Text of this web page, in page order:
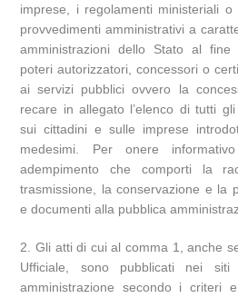
imprese, i regolamenti ministeriali o
provvedimenti amministrativi a
amministrazioni dello Stato al fine
poteri autorizzatori, concessori o
ai servizi pubblici ovvero la
recare in allegato l’elenco di tutti
sui cittadini e sulle imprese
medesimi. Per onere
adempimento che comporti la
trasmissione, la conservazione e la
e documenti alla pubblica
2. Gli atti di cui al comma 1, anche
Ufficiale, sono pubblicati nei siti
amministrazione secondo i criteri